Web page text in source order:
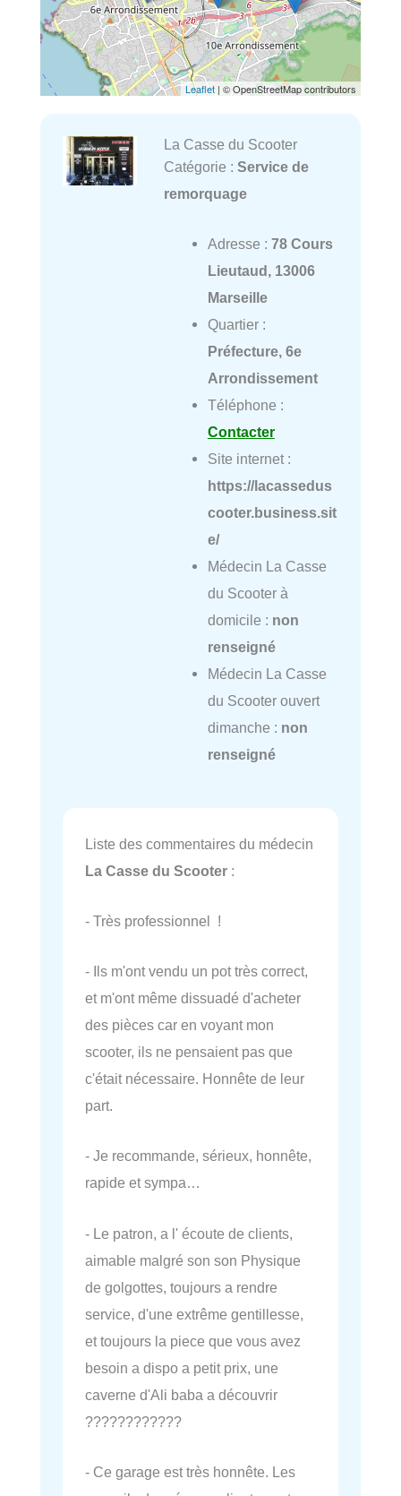
Leaflet | © OpenStreetMap contributors
La Casse du Scooter
Catégorie : Service de
remorquage
Adresse : 78 Cours
Lieutaud, 13006
Marseille
Quartier :
Préfecture, 6e
Arrondissement
Téléphone :
Contacter
Site internet :
https://lacassedus
cooter.business.sit
e/
Médecin La Casse
du Scooter à
domicile : non
renseigné
Médecin La Casse
du Scooter ouvert
dimanche : non
renseigné
Liste des commentaires du médecin
La Casse du Scooter :
- Très professionnel !
- Ils m'ont vendu un pot très correct,
et m'ont même dissuadé d'acheter
des pièces car en voyant mon
scooter, ils ne pensaient pas que
c'était nécessaire. Honnête de leur
part.
- Je recommande, sérieux, honnête,
rapide et sympa…
- Le patron, a l' écoute de clients,
aimable malgré son son Physique
de golgottes, toujours a rendre
service, d'une extrême gentillesse,
et toujours la piece que vous avez
besoin a dispo a petit prix, une
caverne d'Ali baba a découvrir
????????????
- Ce garage est très honnête. Les